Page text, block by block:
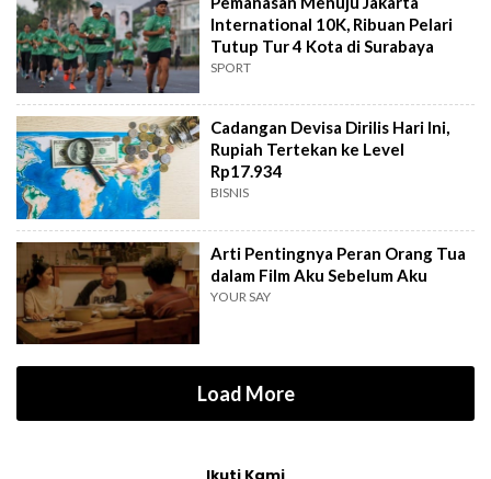
International 10K, Ribuan Pelari
Tutup Tur 4 Kota di Surabaya
SPORT
Cadangan Devisa Dirilis Hari Ini,
Rupiah Tertekan ke Level
Rp17.934
BISNIS
Arti Pentingnya Peran Orang Tua
dalam Film Aku Sebelum Aku
YOUR SAY
Load More